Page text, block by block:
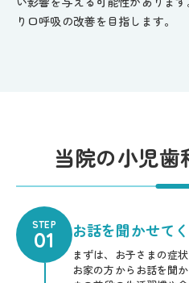
り口呼吸の改善を目指します。
当院の小児歯
STEP
01 お話を聞かせて
まずは、お子さまの症
お家の方からお話を聞